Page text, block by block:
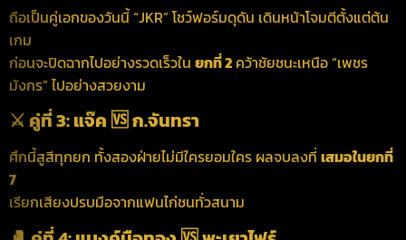
ถือเป็นคู่เอกของวันนี้ “JKR” โชว์ฟอร์มดุดัน เดินหน้าโจมตีตั้งแต่ต้น
เกม
ก่อนจะปิดฉากไปอย่างรวดเร็วใน ยกที่ 2 คว้าชัยชนะเหนือ “เพชร
มังกร” ไปอย่างสวยงาม
⚔️ คู่ที่ 3: แจ๊ค 🆚 ก.จันทรา
ศึกนี้สูสีทุกยก ทั้งสองฝ่ายไม่มีใครยอมใคร ผลจบลงที่ เสมอในยกที่
7
เรียกเสียงปรบมือจากแฟนไก่ชนทั่วสนาม